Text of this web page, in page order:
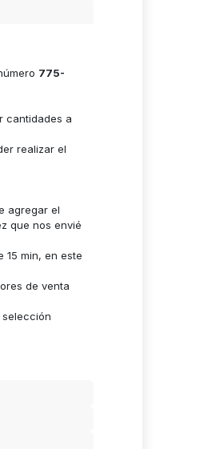
775-
cantidades a
realizar el
agregar el
que nos envié
15 min, en este
de venta